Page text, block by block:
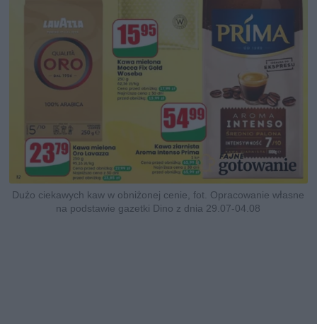
Dużo ciekawych kaw w obniżonej cenie, fot. Opracowanie własne
na podstawie gazetki Dino z dnia 29.07-04.08